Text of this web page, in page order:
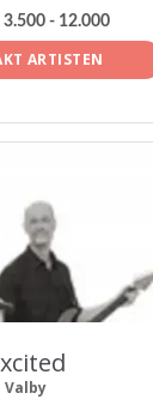
3.500 - 12.000
ARTISTEN
Valby